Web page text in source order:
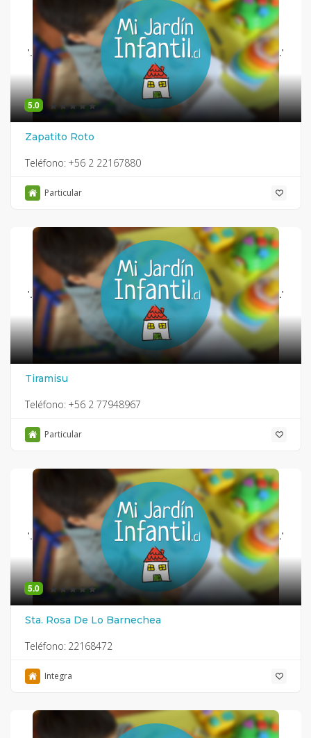
'. .'
5.0
Zapatito Roto
Teléfono: +56 2 22167880
Particular
'. .'
Tiramisu
Teléfono: +56 2 77948967
Particular
'. .'
5.0
Sta. Rosa De Lo Barnechea
Teléfono: 22168472
Integra